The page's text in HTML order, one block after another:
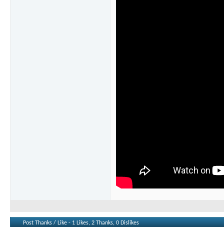
Post Thanks / Like - 1 Likes, 2 Thanks, 0 Dislikes